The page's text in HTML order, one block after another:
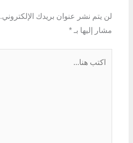
لن يتم نشر عنوان بريدك الإلكتروني.
مشار إليها بـ *